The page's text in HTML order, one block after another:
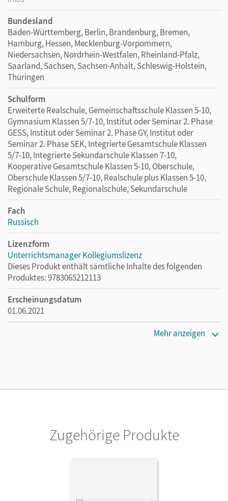
Bundesland
Baden-Württemberg, Berlin, Brandenburg, Bremen,
Hamburg, Hessen, Mecklenburg-Vorpommern,
Niedersachsen, Nordrhein-Westfalen, Rheinland-Pfalz,
Saarland, Sachsen, Sachsen-Anhalt, Schleswig-Holstein,
Thüringen
Schulform
Erweiterte Realschule, Gemeinschaftsschule Klassen 5-10,
Gymnasium Klassen 5/7-10, Institut oder Seminar 2. Phase
GESS, Institut oder Seminar 2. Phase GY, Institut oder
Seminar 2. Phase SEK, Integrierte Gesamtschule Klassen
5/7-10, Integrierte Sekundarschule Klassen 7-10,
Kooperative Gesamtschule Klassen 5-10, Oberschule,
Oberschule Klassen 5/7-10, Realschule plus Klassen 5-10,
Regionale Schule, Regionalschule, Sekundarschule
Fach
Russisch
Lizenzform
Unterrichtsmanager Kollegiumslizenz
Dieses Produkt enthält sämtliche Inhalte des folgenden
Produktes: 9783065212113
Erscheinungsdatum
01.06.2021
Cornelsen Verlag
Mehr anzeigen
Zugehörige Produkte